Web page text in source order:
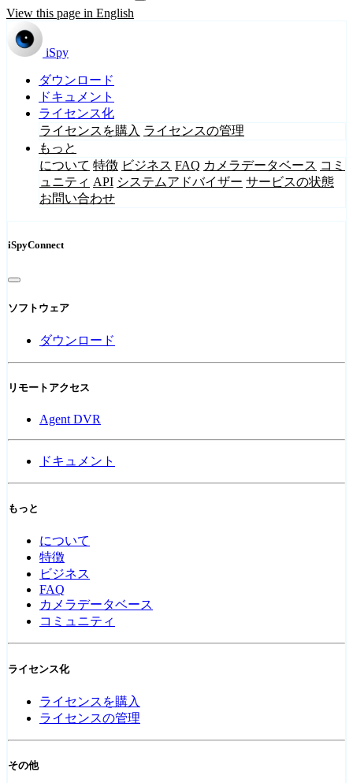
View this page in English
iSpy
ダウンロード
ドキュメント
ライセンス化
ライセンスを購入 ライセンスの管理
もっと
について 特徴 ビジネス FAQ カメラデータベース コミ
ュニティ API システムアドバイザー サービスの状態
お問い合わせ
iSpyConnect
ソフトウェア
ダウンロード
リモートアクセス
Agent DVR
ドキュメント
もっと
について
特徴
ビジネス
FAQ
カメラデータベース
コミュニティ
ライセンス化
ライセンスを購入
ライセンスの管理
その他